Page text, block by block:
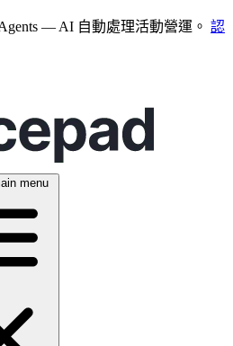
— AI 自動處理活動營運。 認
menu